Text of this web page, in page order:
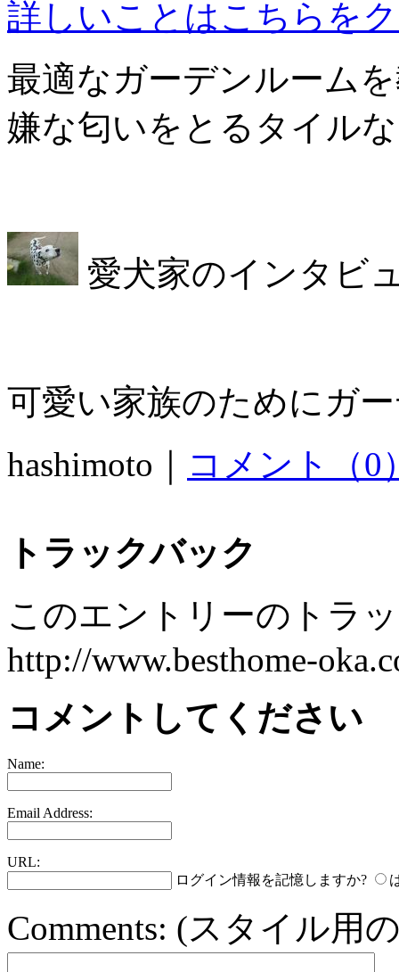
詳しいことはこちらを
最適なガーデンルーム
嫌な匂いをとるタイル
愛犬家のインタビ
可愛い家族のためにガ
hashimoto｜
コメント（0
トラックバック
このエントリーのトラ
http://www.besthome-
コメントしてください
Name:
Email Address:
URL:
ログイン情報を記憶しますか?
Comments: (スタイル用